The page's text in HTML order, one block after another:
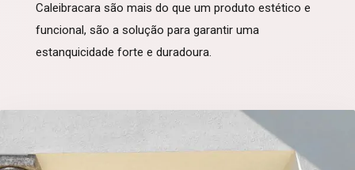
Caleibracara são mais do que um produto estético e
funcional, são a solução para garantir uma
estanquicidade forte e duradoura.